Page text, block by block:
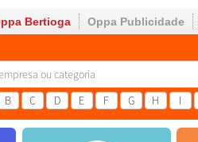
Bertioga Oppa Publicidade
B C D E F G H I